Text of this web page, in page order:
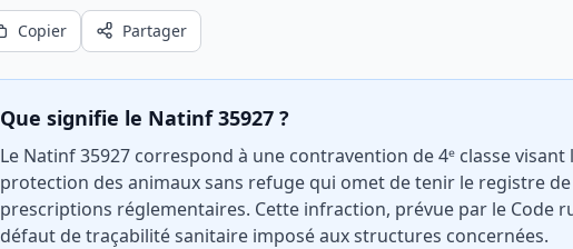
Copier Partager
Que signifie le Natinf 35927 ?
Le Natinf 35927 correspond à une contravention de 4ᵉ classe
protection des animaux sans refuge qui omet de tenir le registre
prescriptions réglementaires. Cette infraction, prévue par le Code
défaut de traçabilité sanitaire imposé aux structures concernées.